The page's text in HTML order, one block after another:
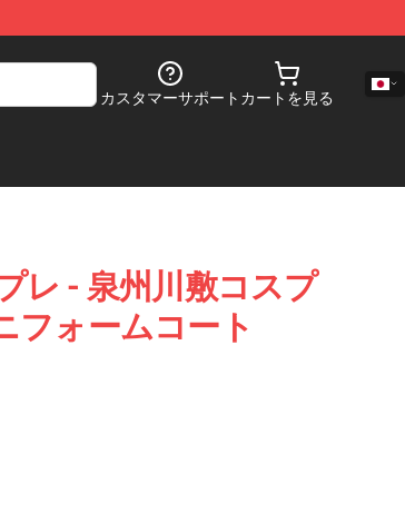
カスタマーサポート カートを見る
レ - 泉州川敷コスプ
フォームコート